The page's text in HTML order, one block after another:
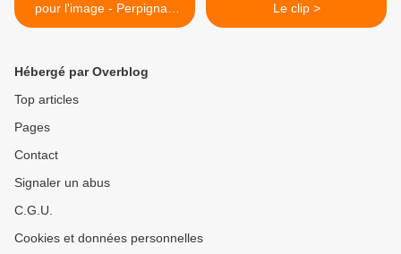
pour l'image - Perpignan
2010 LES 10 PHOTOS
Le clip >
Hébergé par Overblog
Top articles
Pages
Contact
Signaler un abus
C.G.U.
Cookies et données personnelles